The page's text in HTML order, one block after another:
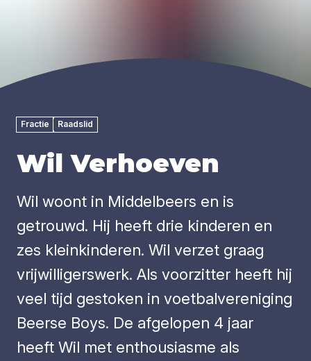
Fractie Raadslid
Wil Verhoeven
Wil woont in Middelbeers en is
getrouwd. Hij heeft drie kinderen en
zes kleinkinderen. Wil verzet graag
vrijwilligerswerk. Als voorzitter heeft hij
veel tijd gestoken in voetbalvereniging
Beerse Boys. De afgelopen 4 jaar
heeft Wil met enthousiasme als